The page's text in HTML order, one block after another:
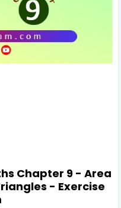
Chapter 9 - Area
- Exercise